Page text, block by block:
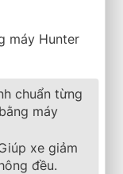
máy Hunter
chuẩn từng
máy
xe giảm
đều.